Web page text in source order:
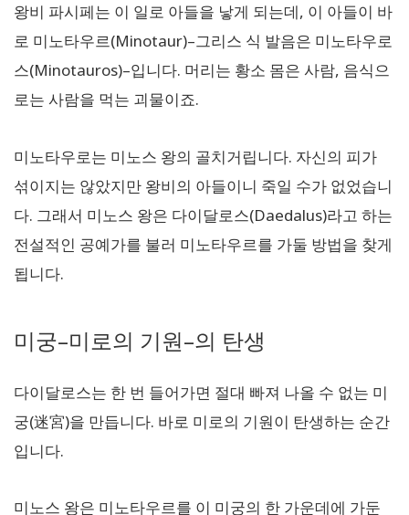
왕비 파시페는 이 일로 아들을 낳게 되는데, 이 아들이 바
로 미노타우르(Minotaur)–그리스 식 발음은 미노타우로
스(Minotauros)–입니다. 머리는 황소 몸은 사람, 음식으
로는 사람을 먹는 괴물이죠.
미노타우로는 미노스 왕의 골치거립니다. 자신의 피가
섞이지는 않았지만 왕비의 아들이니 죽일 수가 없었습니
다. 그래서 미노스 왕은 다이달로스(Daedalus)라고 하는
전설적인 공예가를 불러 미노타우르를 가둘 방법을 찾게
됩니다.
미궁–미로의 기원–의 탄생
다이달로스는 한 번 들어가면 절대 빠져 나올 수 없는 미
궁(迷宮)을 만듭니다. 바로 미로의 기원이 탄생하는 순간
입니다.
미노스 왕은 미노타우르를 이 미궁의 한 가운데에 가둔